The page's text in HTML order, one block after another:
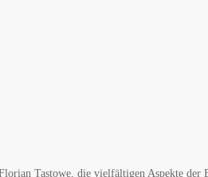
Tastowe, die vielfältigen Aspekte der